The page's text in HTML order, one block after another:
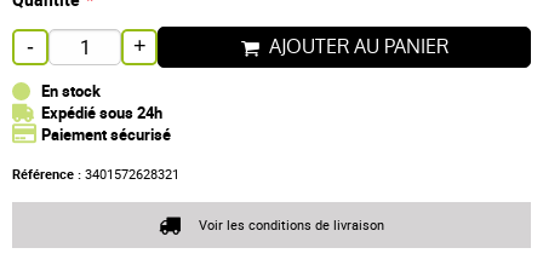
- + AJOUTER AU PANIER
En stock
Expédié sous 24h
Paiement sécurisé
Référence : 3401572628321
Voir les conditions de livraison